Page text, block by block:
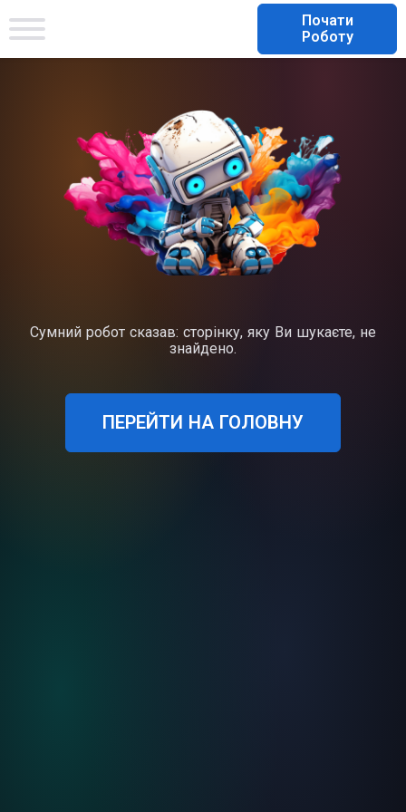
Почати
Роботу
Сумний робот сказав: сторінку, яку Ви шукаєте, не
знайдено.
ПЕРЕЙТИ НА ГОЛОВНУ